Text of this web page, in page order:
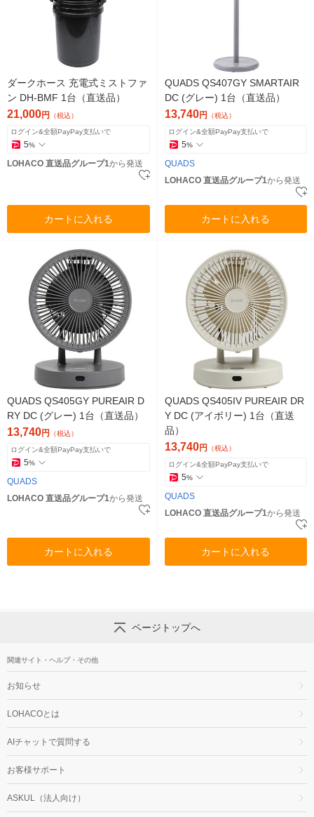
ダークホース 充電式ミストファ
ン DH-BMF 1台（直送品）
21,000円 （税込）
ログイン&全額PayPay支払いで
5%
LOHACO 直送品グループ1から発送
カートに入れる
QUADS QS407GY SMARTAIR
DC (グレー) 1台（直送品）
13,740円 （税込）
ログイン&全額PayPay支払いで
5%
QUADS
LOHACO 直送品グループ1から発送
カートに入れる
QUADS QS405GY PUREAIR D
RY DC (グレー) 1台（直送品）
13,740円 （税込）
ログイン&全額PayPay支払いで
5%
QUADS
LOHACO 直送品グループ1から発送
カートに入れる
QUADS QS405IV PUREAIR DR
Y DC (アイボリー) 1台（直送
品）
13,740円 （税込）
ログイン&全額PayPay支払いで
5%
QUADS
LOHACO 直送品グループ1から発送
カートに入れる
ページトップへ
関連サイト・ヘルプ・その他
お知らせ
LOHACOとは
AIチャットで質問する
お客様サポート
ASKUL（法人向け）